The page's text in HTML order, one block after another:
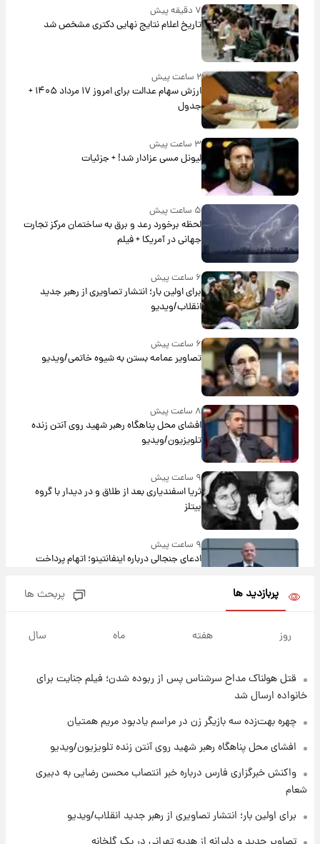
۷ دقیقه پیش
تاریخ اعلام نتایج نهایی دکتری مشخص شد
۲ ساعت پیش
ارزش سهام عدالت برای امروز ۱۷ مرداد ۱۴۰۵ +
جدول
۳ ساعت پیش
لیونل مسی عزادار شد! + جزئیات
۵ ساعت پیش
لحظه برخورد رعد و برق به ساختمان مرکز تجارت
جهانی در آمریکا + فیلم
۶ ساعت پیش
برای اولین بار؛ انتشار تصاویری از رهبر جدید
انقلاب/ویدیو
۶ ساعت پیش
تصاویر عمامه بستن به شیوه خاتمی/ویدیو
۸ ساعت پیش
افشای محل پناهگاه‌ رهبر شهید روی آنتن زنده
تلویزیون/ویدیو
۹ ساعت پیش
ثریا اسفندیاری بعد از طلاق و در دیدار با گروه
بیتلز
۹ ساعت پیش
ادعای جنجالی درباره اینفانتینو؛ اتهام پرداخت
آلزایمر و زوال عقل افزایش می‌یابد؟
۹ ساعت پیش
۱۰ ساعت پیش
مرداد ۱۴۰۵ +جدول
۱۰ ساعت پیش
با قدرتمندترین و بادوام ترین تانک جهان آشنا
پربازدید ها پربحث ها
روز هفته ماه سال
قتل هولناک مداح سرشناس پس از ربوده شدن؛ فیلم جنایت برای
خانواده ارسال شد
چهره بهت‌زده سه بازیگر زن در مراسم یادبود مریم همتیان
افشای محل پناهگاه‌ رهبر شهید روی آنتن زنده تلویزیون/ویدیو
واکنش خبرگزاری فارس درباره خبر انتصاب محسن رضایی به دبیری
شعام
برای اولین بار؛ انتشار تصاویری از رهبر جدید انقلاب/ویدیو